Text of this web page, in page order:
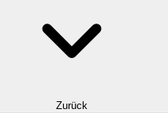
Zurück